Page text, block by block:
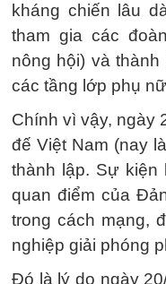
kháng chiến lâu
tham gia các
nông hội) và
các tầng lớp phụ
Chính vì vậy, ngày
đế Việt Nam (nay
thành lập. Sự kiện
quan điểm của
trong cách mạng,
nghiệp giải phóng
Đó là lý do ngày